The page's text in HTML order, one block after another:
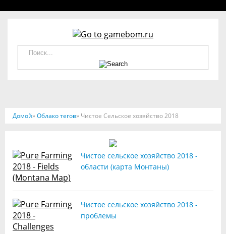
Домой»Облако тегов» Чистое Сельское хозяйство 2018
Чистое сельское хозяйство 2018 -
области (карта Монтаны)
Чистое сельское хозяйство 2018 -
проблемы